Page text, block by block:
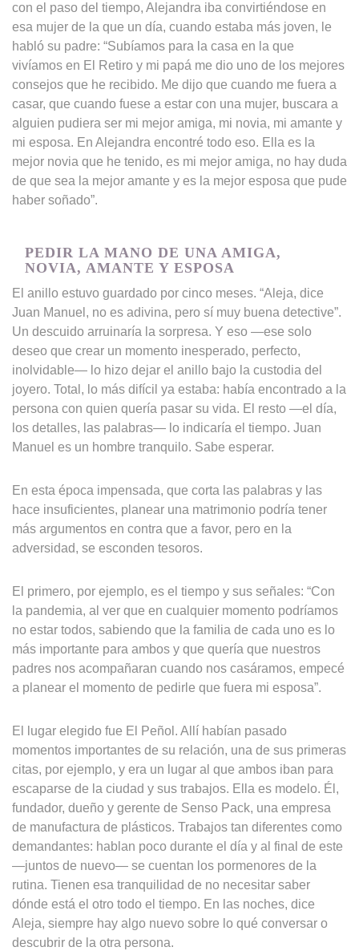
con el paso del tiempo, Alejandra iba convirtiéndose en
esa mujer de la que un día, cuando estaba más joven, le
habló su padre: “Subíamos para la casa en la que
vivíamos en El Retiro y mi papá me dio uno de los mejores
consejos que he recibido. Me dijo que cuando me fuera a
casar, que cuando fuese a estar con una mujer, buscara a
alguien pudiera ser mi mejor amiga, mi novia, mi amante y
mi esposa. En Alejandra encontré todo eso. Ella es la
mejor novia que he tenido, es mi mejor amiga, no hay duda
de que sea la mejor amante y es la mejor esposa que pude
haber soñado”.
PEDIR LA MANO DE UNA AMIGA,
NOVIA, AMANTE Y ESPOSA
El anillo estuvo guardado por cinco meses. “Aleja, dice
Juan Manuel, no es adivina, pero sí muy buena detective”.
Un descuido arruinaría la sorpresa. Y eso —ese solo
deseo que crear un momento inesperado, perfecto,
inolvidable— lo hizo dejar el anillo bajo la custodia del
joyero. Total, lo más difícil ya estaba: había encontrado a la
persona con quien quería pasar su vida. El resto —el día,
los detalles, las palabras— lo indicaría el tiempo. Juan
Manuel es un hombre tranquilo. Sabe esperar.
En esta época impensada, que corta las palabras y las
hace insuficientes, planear una matrimonio podría tener
más argumentos en contra que a favor, pero en la
adversidad, se esconden tesoros.
El primero, por ejemplo, es el tiempo y sus señales: “Con
la pandemia, al ver que en cualquier momento podríamos
no estar todos, sabiendo que la familia de cada uno es lo
más importante para ambos y que quería que nuestros
padres nos acompañaran cuando nos casáramos, empecé
a planear el momento de pedirle que fuera mi esposa”.
El lugar elegido fue El Peñol. Allí habían pasado
momentos importantes de su relación, una de sus primeras
citas, por ejemplo, y era un lugar al que ambos iban para
escaparse de la ciudad y sus trabajos. Ella es modelo. Él,
fundador, dueño y gerente de Senso Pack, una empresa
de manufactura de plásticos. Trabajos tan diferentes como
demandantes: hablan poco durante el día y al final de este
—juntos de nuevo— se cuentan los pormenores de la
rutina. Tienen esa tranquilidad de no necesitar saber
dónde está el otro todo el tiempo. En las noches, dice
Aleja, siempre hay algo nuevo sobre lo qué conversar o
descubrir de la otra persona.